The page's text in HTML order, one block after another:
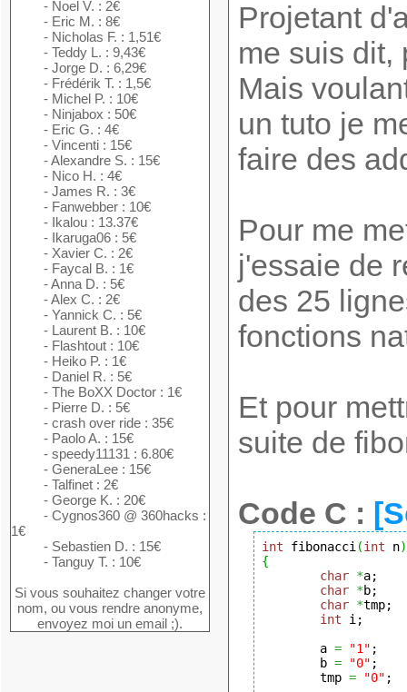
- Noel V. : 2€
- Eric M. : 8€
- Nicholas F. : 1,51€
- Teddy L. : 9,43€
- Jorge D. : 6,29€
- Frédérik T. : 1,5€
- Michel P. : 10€
- Ninjabox : 50€
- Eric G. : 4€
- Vincenti : 15€
- Alexandre S. : 15€
- Nico H. : 4€
- James R. : 3€
- Fanwebber : 10€
- Ikalou : 13.37€
- Ikaruga06 : 5€
- Xavier C. : 2€
- Faycal B. : 1€
- Anna D. : 5€
- Alex C. : 2€
- Yannick C. : 5€
- Laurent B. : 10€
- Flashtout : 10€
- Heiko P. : 1€
- Daniel R. : 5€
- The BoXX Doctor : 1€
- Pierre D. : 5€
- crash over ride : 35€
- Paolo A. : 15€
- speedy11131 : 6.80€
- GeneraLee : 15€
- Talfinet : 2€
- George K. : 20€
- Cygnos360 @ 360hacks :
1€
- Sebastien D. : 15€
- Tanguy T. : 10€
Si vous souhaitez changer votre
nom, ou vous rendre anonyme,
envoyez moi un email ;).
Projetant
me suis dit,
Mais
un tuto je
faire des
Pour me
j'essaie de
des 25
fonctions
Et pour
suite de
Code C :
int fibonacci (int n)
{
char *a;
char *b;
char *tmp;
int i;
a = "1" ;
b = "0" ;
tmp = "0" ;